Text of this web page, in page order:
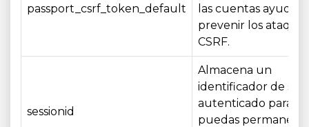
passport_csrf_token_default
las cuentas
prevenir los
CSRF.
sessionid
Almacena un
identificador de
autenticado para
puedas